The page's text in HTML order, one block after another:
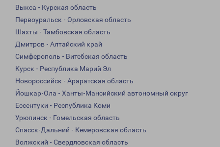
Выкса - Курская область
Первоуральск - Орловская область
Шахты - Тамбовская область
Дмитров - Алтайский край
Симферополь - Витебская область
Курск - Республика Марий Эл
Новороссийск - Араратская область
Йошкар-Ола - Ханты-Мансийский автономный округ
Ессентуки - Республика Коми
Урюпинск - Гомельская область
Спасск-Дальний - Кемеровская область
Волжский - Свердловская область